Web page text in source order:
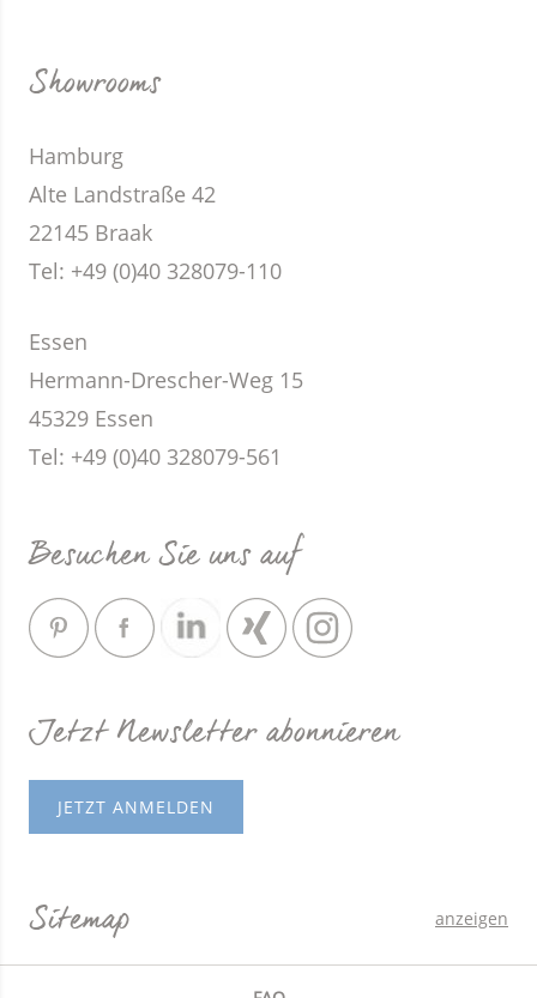
Showrooms
Hamburg
Alte Landstraße 42
22145 Braak
Tel: +49 (0)40 328079-110
Essen
Hermann-Drescher-Weg 15
45329 Essen
Tel: +49 (0)40 328079-561
Besuchen Sie uns auf
Jetzt Newsletter abonnieren
JETZT ANMELDEN
Sitemap anzeigen